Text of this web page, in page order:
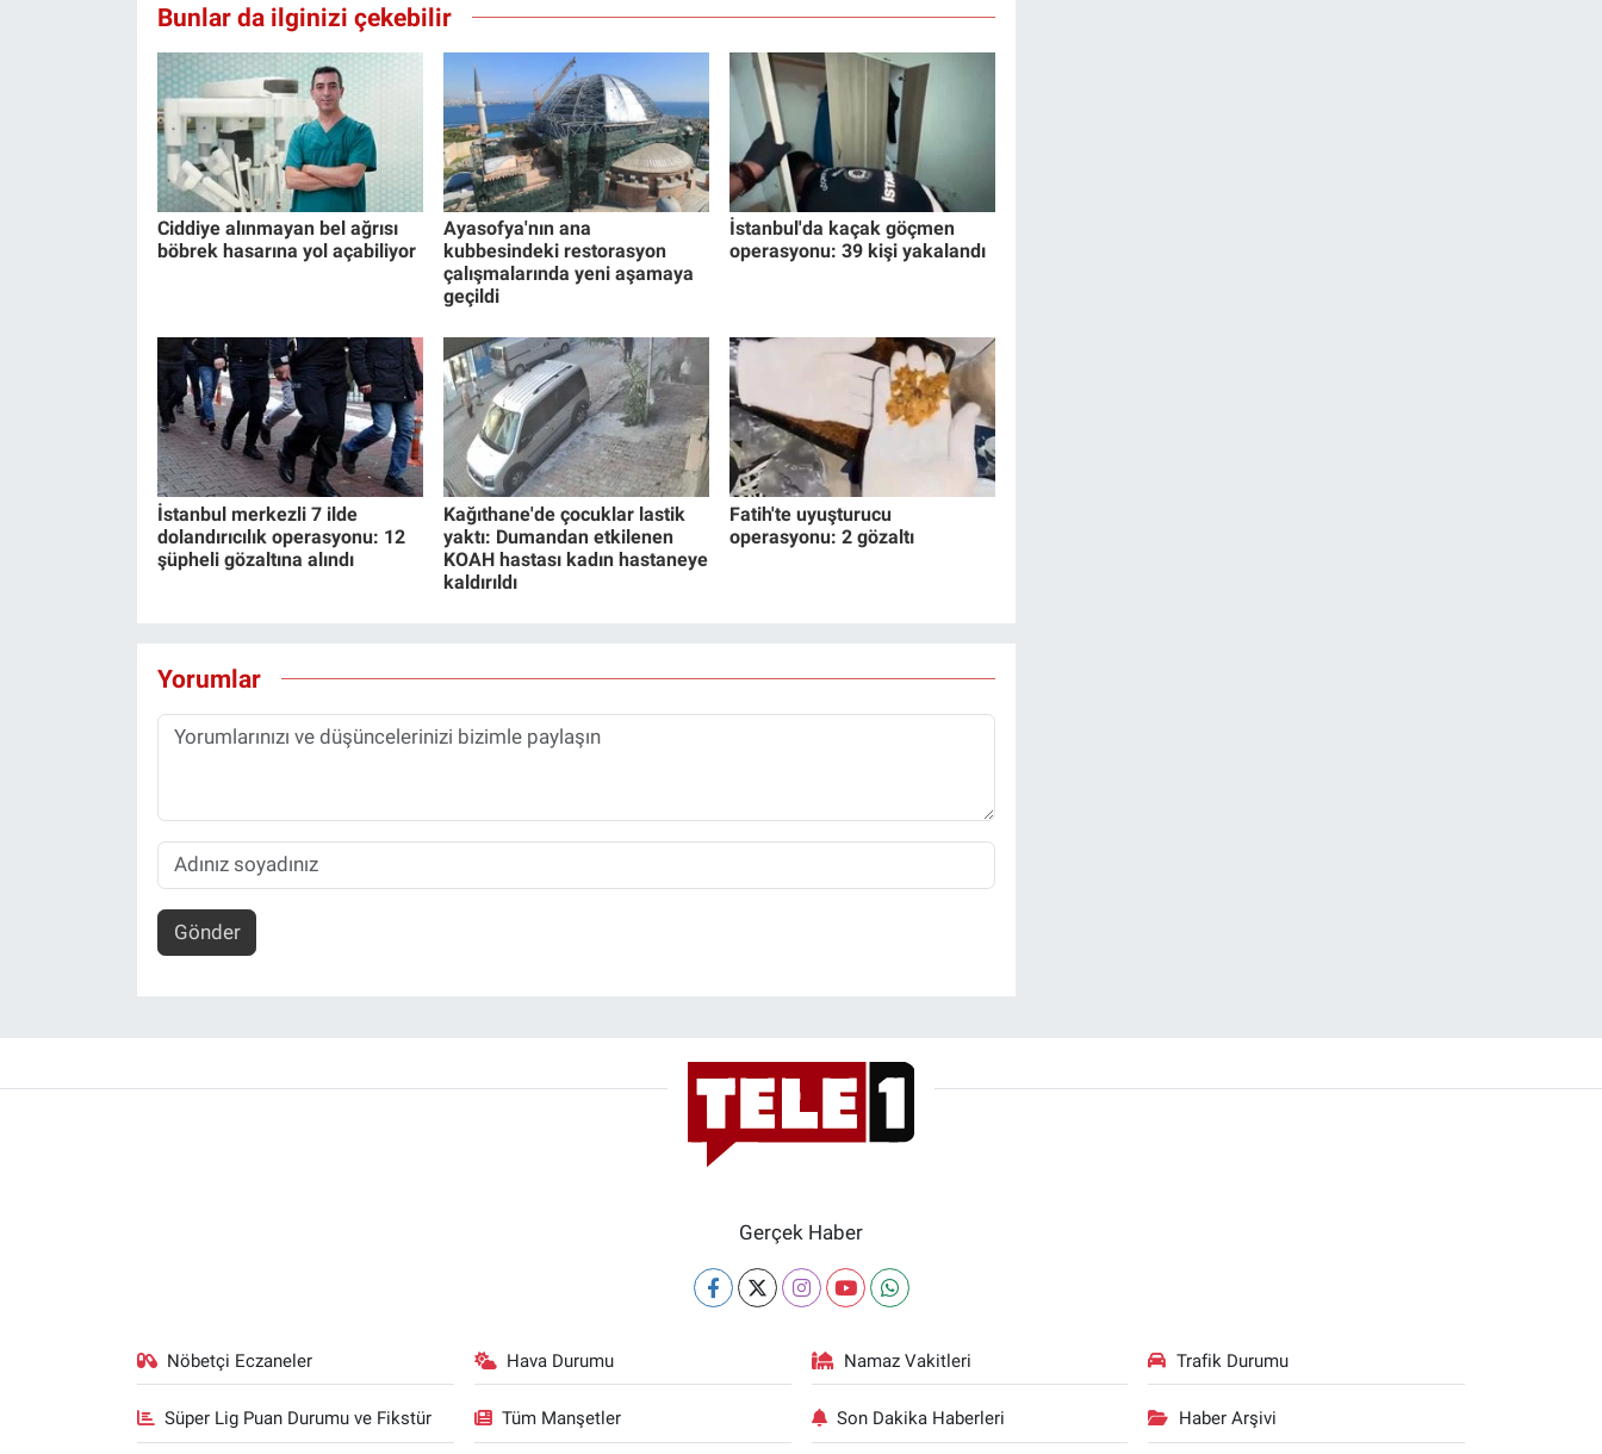
Bunlar da ilginizi çekebilir
Ciddiye alınmayan bel ağrısı
böbrek hasarına yol açabiliyor
Ayasofya'nın ana
kubbesindeki restorasyon
çalışmalarında yeni aşamaya
geçildi
İstanbul'da kaçak göçmen
operasyonu: 39 kişi yakalandı
İstanbul merkezli 7 ilde
dolandırıcılık operasyonu: 12
şüpheli gözaltına alındı
Kağıthane'de çocuklar lastik
yaktı: Dumandan etkilenen
KOAH hastası kadın hastaneye
kaldırıldı
Fatih'te uyuşturucu
operasyonu: 2 gözaltı
Yorumlar
Gönder
Gerçek Haber
Nöbetçi Eczaneler Hava Durumu Namaz Vakitleri Trafik Durumu
Süper Lig Puan Durumu ve Fikstür Tüm Manşetler Son Dakika Haberleri Haber Arşivi